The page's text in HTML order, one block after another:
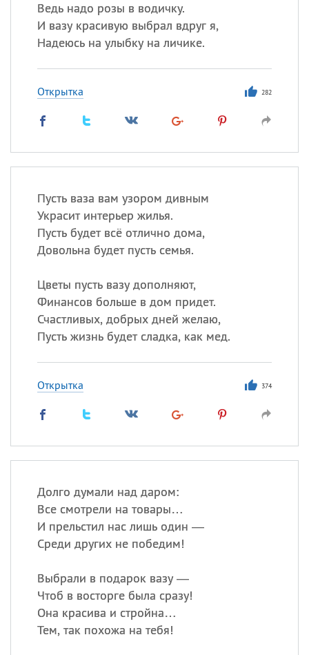
Ведь надо розы в водичку.
И вазу красивую выбрал вдруг я,
Надеюсь на улыбку на личике.
Открытка 282
Пусть ваза вам узором дивным
Украсит интерьер жилья.
Пусть будет всё отлично дома,
Довольна будет пусть семья.
Цветы пусть вазу дополняют,
Финансов больше в дом придет.
Счастливых, добрых дней желаю,
Пусть жизнь будет сладка, как мед.
Открытка 374
Долго думали над даром:
Все смотрели на товары…
И прельстил нас лишь один —
Среди других не победим!
Выбрали в подарок вазу —
Чтоб в восторге была сразу!
Она красива и стройна…
Тем, так похожа на тебя!